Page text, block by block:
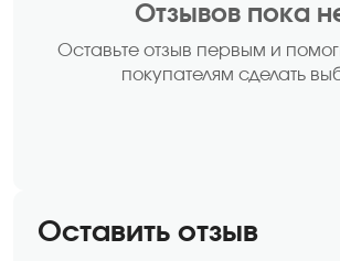
Отзывов пока
Оставьте отзыв первым и
покупателям сделать
Оставить отзыв